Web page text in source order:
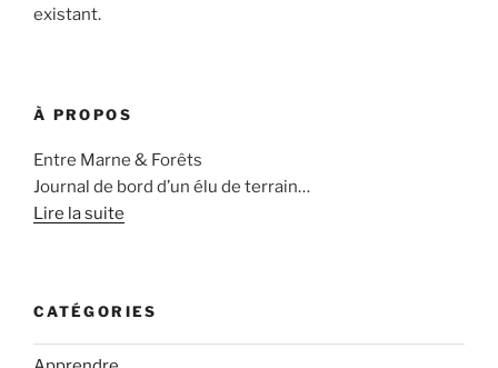
existant.
À PROPOS
Entre Marne & Forêts
Journal de bord d’un élu de terrain…
Lire la suite
CATÉGORIES